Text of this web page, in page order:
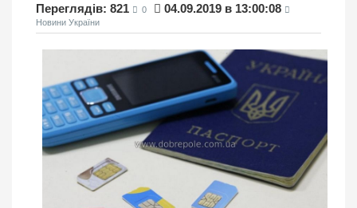
Переглядів: 821 0 04.09.2019 в 13:00:08
Новини України